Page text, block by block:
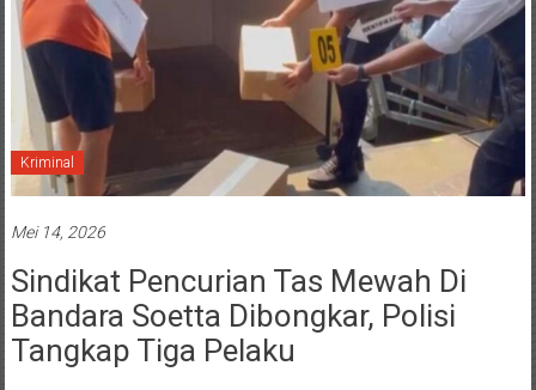
Kriminal
Mei 14, 2026
Sindikat Pencurian Tas Mewah Di
Bandara Soetta Dibongkar, Polisi
Tangkap Tiga Pelaku